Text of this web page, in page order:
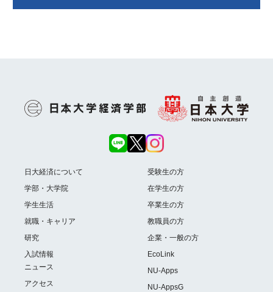
日大経済について
学部・大学院
学生生活
就職・キャリア
研究
入試情報
ニュース
アクセス
受験生の方
在学生の方
卒業生の方
教職員の方
企業・一般の方
EcoLink
NU-Apps
NU-AppsG